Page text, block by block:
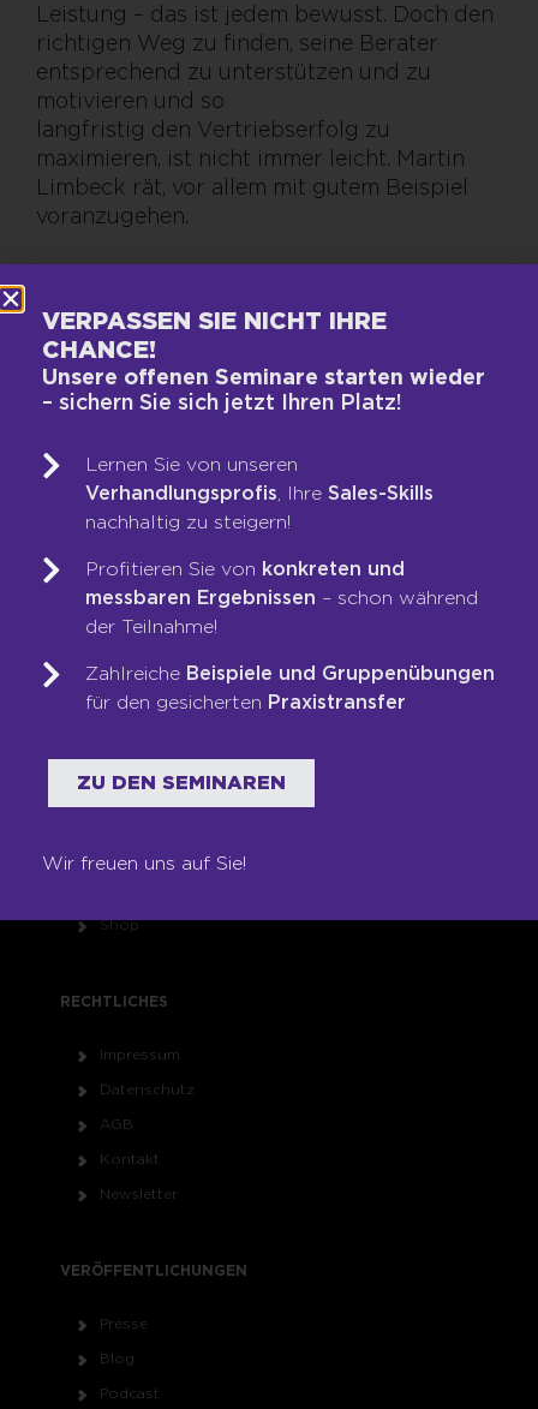
Leistung – das ist jedem bewusst. Doch den
richtigen Weg zu finden, seine Berater
entsprechend zu unterstützen und zu
motivieren und so
langfristig den Vertriebserfolg zu
maximieren, ist nicht immer leicht. Martin
Limbeck rät, vor allem mit gutem Beispiel
voranzugehen.
WAS WIR TUN
Vertriebs-DNA-Gutachten®
Training & Coaching
Blended Learning
WER WIR SIND
Team
Unsere Werte
Referenzen
Shop
RECHTLICHES
Impressum
Datenschutz
AGB
Kontakt
Newsletter
VERÖFFENTLICHUNGEN
Presse
Blog
Podcast
VERPASSEN SIE NICHT IHRE
CHANCE!
Unsere offenen Seminare starten wieder
– sichern Sie sich jetzt Ihren Platz!
Lernen Sie von unseren
Verhandlungsprofis, IhreSales-Skills
nachhaltig zu steigern!
Profitieren Sie von konkreten und
messbaren Ergebnissen – schon während
der Teilnahme!
Zahlreiche Beispiele und Gruppenübungen
für den gesicherten Praxistransfer
ZU DEN SEMINAREN
Wir freuen uns auf Sie!